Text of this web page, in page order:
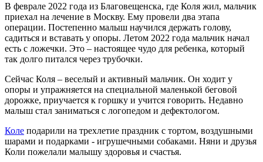
В феврале 2022 года из Благовещенска, где Коля жил, мальчик
приехал на лечение в Москву. Ему провели два этапа
операции. Постепенно малыш научился держать голову,
садиться и вставать у опоры. Летом 2022 года мальчик начал
есть с ложечки. Это – настоящее чудо для ребенка, который
так долго питался через трубочки.
Сейчас Коля – веселый и активный мальчик. Он ходит у
опоры и упражняется на специальной маленькой беговой
дорожке, приучается к горшку и учится говорить. Недавно
малыш стал заниматься с логопедом и дефектологом.
Коле подарили на трехлетие праздник с тортом, воздушными
шарами и подарками - игрушечными собаками. Няни и друзья
Коли пожелали малышу здоровья и счастья.